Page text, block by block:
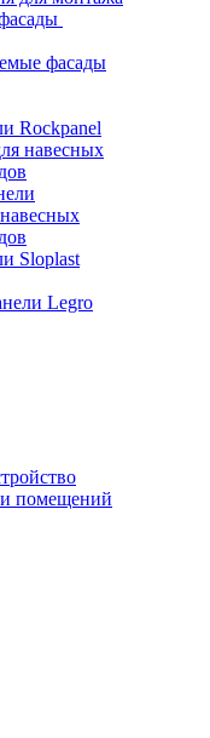
фасады
Rockpanel
навесных
Sloplast
Legro
помещений